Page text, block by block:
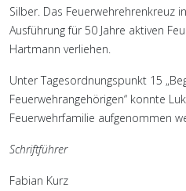
Silber. Das Feuerwehrehrenkreuz
Ausführung für 50 Jahre aktiven
Hartmann verliehen.
Unter Tagesordnungspunkt 15
Feuerwehrangehörigen“ konnte
Feuerwehrfamilie aufgenommen
Schriftführer
Fabian Kurz